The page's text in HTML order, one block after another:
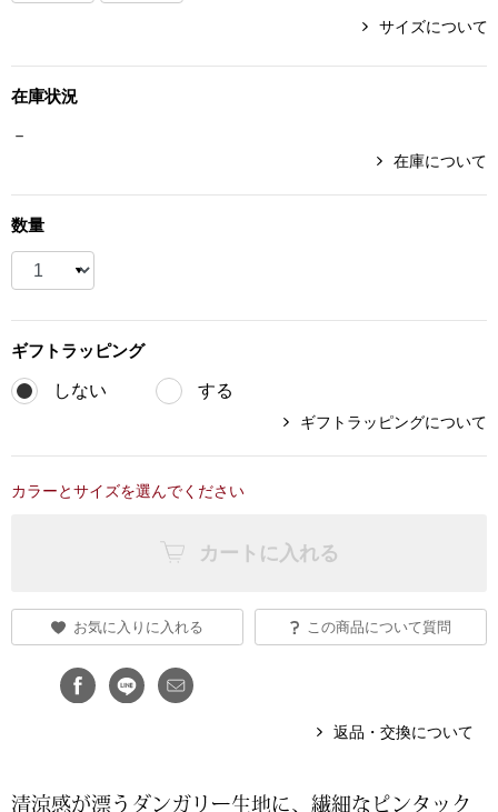
BOGARD 最新号はこちら
ランド
集
すべて見る
デニム
ルーム･アン
ショルダーバ
クラッチバッグ
ボディバッグ
サイズについて
在庫状況
－
在庫について
数量
ギフト ラッピング
しない する
ギフトラッピングについて
カラーとサイズを選んでください
カートに入れる
お気に入りに入れる この商品について質問
返品・交換について
清涼感が漂うダンガリー生地に、繊細なピンタック